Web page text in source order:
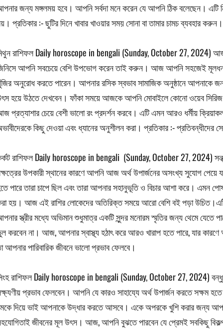
জন্য মঙ্গলময় হবে। আপনি সর্বদা মনে করেন যে আপনি ঠিক বলেছেন। এটি
প্রতিকার :- ছুটির দিনে খাবার খাওয়ার সময় সোনা বা তামার চামচ ব্যবহার
রাশিফল Daily horoscope in bengali (Sunday, October 27, 2024)
আপনি সবচেয়ে বেশি উপভোগ করেন তাই করুন। আজ আপনি সহজেই
অনুরোধ করতে পারেন। আপনার রসিক স্বভাব সামাজিক অনুষ্ঠানে আপনাকে
হয়ে উঠতে দেখবেন। ফাঁকা সময়ে আজকে আপনি মোবাইলে কোনো ওয়েব সিরিজ
প্রত্যাশার চেয়ে বেশী ভালো রং প্রদর্শন করবে। এটি এমন আরও ধর্মীয়
কিছু দেওয়া এবং ধ্যানের অনুশীলন করা। প্রতিকার :- প্রতিবন্ধীদের
রাশিফল Daily horoscope in bengali (Sunday, October 27, 2024)
উপকারী স্থানের কারণে আপনি আজ অর্থ উপার্জনের অসংখ্য সুযোগ পেয়ে
পারে তারা চাপে ছিল এবং তারা আপনার সহানুভূতি ও বিচার আশা করে। এমন
হয়। আজ এই রাশির লোকেদের অতিরিক্ত সময়ে আরো বেশি বই পড়া
স্ত্রীর মধ্যে অভিমান শুধুমাত্র একটি সুন্দর মনোরম স্মৃতির জন্য থেমে যেতে
করবেন না। আজ, আপনার স্বাস্থ্য হঠাৎ করে আরও খারাপ হতে পারে, যার
আপনার পারিবারিক জীবনে ভালো প্রভাব ফেলবে।
রাশিফল Daily horoscope in bengali (Sunday, October 27, 2024)
প্রভাব ফেলবেন। আপনি যে কারও সাহায্যে অর্থ উপার্জন করতে সক্ষম
দিয়ে ভাই আপনাকে উদ্ধার করতে আসবে। একে অপরকে খুশি করার জন্য
জীবনের মূল উৎস। আজ, আপনি বুঝতে পারবেন যে প্রেমই সবকিছু